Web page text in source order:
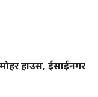
हाउस, ईसाईनगर